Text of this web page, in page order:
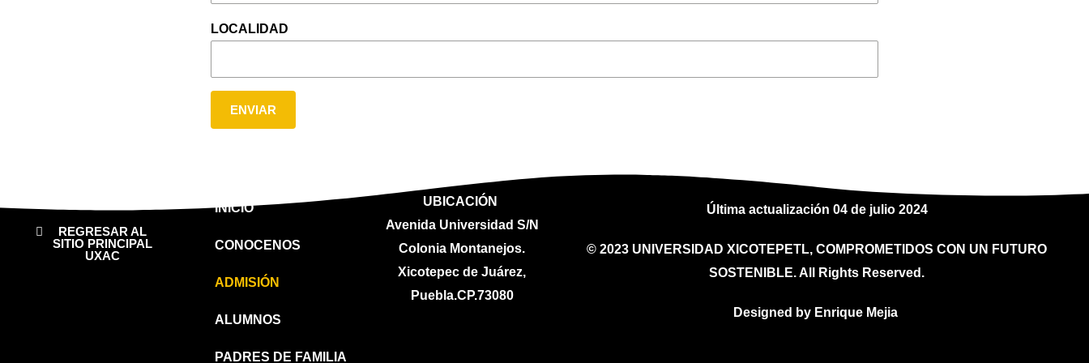
LOCALIDAD
ENVIAR
REGRESAR AL
SITIO PRINCIPAL
UXAC
INICIO
CONOCENOS
ADMISIÓN
ALUMNOS
PADRES DE FAMILIA
UBICACIÓN
Avenida Universidad S/N
Colonia Montanejos.
Xicotepec de Juárez,
Puebla.CP.73080
Última actualización 04 de julio 2024
© 2023 UNIVERSIDAD XICOTEPETL, COMPROMETIDOS CON UN FUTURO
SOSTENIBLE. All Rights Reserved.
Designed by Enrique Mejia